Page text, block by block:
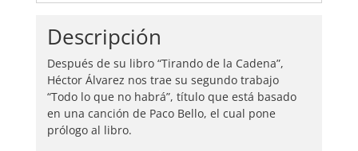
Descripción
Después de su libro “Tirando de la Cadena”,
Héctor Álvarez nos trae su segundo trabajo
“Todo lo que no habrá”, título que está basado
en una canción de Paco Bello, el cual pone
prólogo al libro.